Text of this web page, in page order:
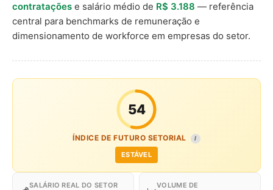
contratações e salário médio de R$ 3.188 — referência
central para benchmarks de remuneração e
dimensionamento de workforce em empresas do setor.
54
ÍNDICE DE FUTURO SETORIAL I
ESTÁVEL
SALÁRIO REAL DO SETOR
VOLUME DE